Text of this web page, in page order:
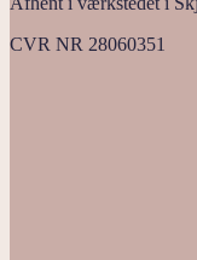
CVR NR 28060351